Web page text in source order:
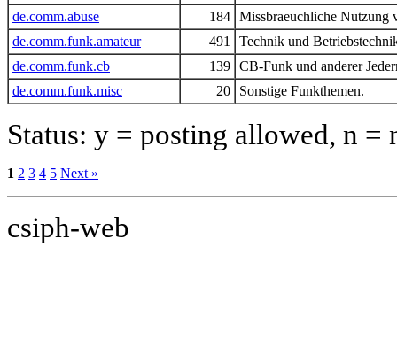
de.comm.abuse
184 Missbraeuchliche Nutzung
de.comm.funk.amateur
491
Technik und
de.comm.funk.cb
139 CB-Funk und anderer
de.comm.funk.misc
20 Sonstige Funkthemen.
Status: y = posting allowed, n =
1 2 3 4 5 Next »
csiph-web